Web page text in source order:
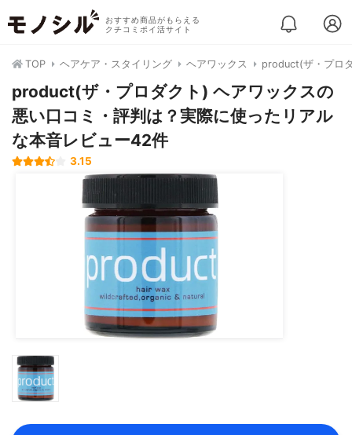
おすすめ商品がもらえる
クチコミポイ活サイト
TOP ヘアケア・スタイリング ヘアワックス product(ザ・プロ
product(ザ・プロダクト) ヘアワックスの
悪い口コミ・評判は？実際に使ったリアル
な本音レビュー42件
3.15